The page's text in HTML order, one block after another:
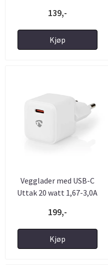
139,-
Kjøp
Vegglader med USB-C
Uttak 20 watt 1,67-3,0A
199,-
Kjøp